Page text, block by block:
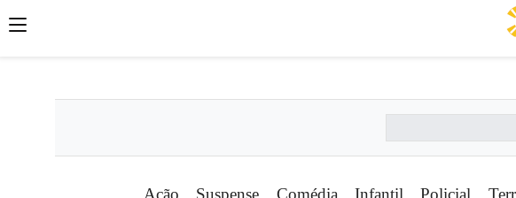
';';
Ação Suspense Comédia Infantil Policial